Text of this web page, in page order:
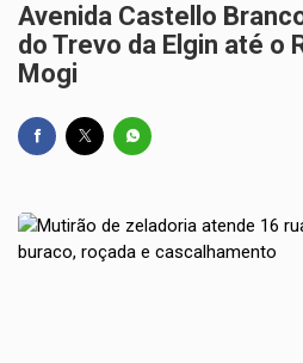
Avenida Castello
do Trevo da Elgin até o
Mogi